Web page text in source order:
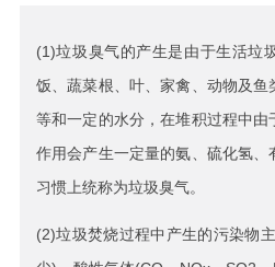
(1)垃圾臭气的产生是由于生活垃
饭、蔬菜根、叶、家禽、动物及
等和一定的水分，在堆积过程中
作用会产生一定量的氨、硫化氢、
习惯上统称为垃圾臭气。
(2)垃圾焚烧过程中产生的污染物